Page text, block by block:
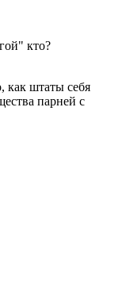
кто?
как штаты себя
парней с